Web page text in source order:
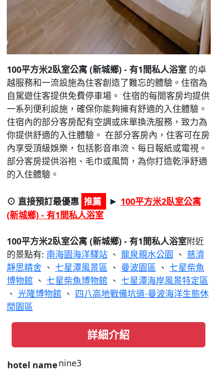
100平方米2臥室公寓 (新城鄉) - 有1間私人浴室的卓
越服務和一流設施為住客創造了難忘的體驗。住宿為
自駕遊住客提供免費停車場。 住宿的每間客房均提供
一系列便利設施，確保你能夠擁有舒適的入住體驗。
住宿內的部分客房配有空調或床單換洗服務，致力為
你提供舒適的入住體驗。 在部分客房內，住客可在房
內享受頂級娛樂，包括影音串流、每日報紙或電視。
部分客房提供浴袍、毛巾或風筒，為你打造乾淨舒適
的入住體驗。
⊙ 直接預訂最優惠 推薦 ► 100平方米2臥室公寓
(新城鄉) - 有1間私人浴室
100平方米2臥室公寓 (新城鄉) - 有1間私人浴室附近
的景點有: 南海園海洋驛站、 龍泉親水公園 、 慈濟
靜思精舍、 七星潭風景區 、 曼波園區 、 七星柴魚
博物館 、 七星柴魚博物館 、 七星潭海岸風景特定區
、 光隆博物館 、 四八高地戰備坑道-曼波海洋生態休
閒園區
詳細介紹
hotel namenine3